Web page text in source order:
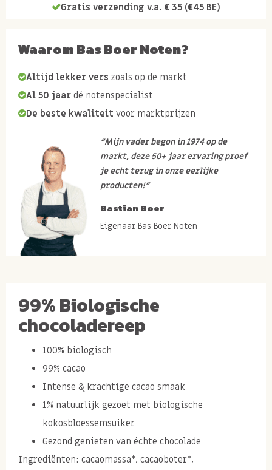
Gratis verzending v.a. € 35 (€45 BE)
Waarom Bas Boer Noten?
Altijd lekker vers zoals op de markt
Al 50 jaar dé notenspecialist
De beste kwaliteit voor marktprijzen
“Mijn vader begon in 1974 op de
markt, deze 50+ jaar ervaring proef
je echt terug in onze eerlijke
producten!”
Bastian Boer
Eigenaar Bas Boer Noten
99% Biologische
chocoladereep
100% biologisch
99% cacao
Intense & krachtige cacao smaak
1% natuurlijk gezoet met biologische
kokosbloessemsuiker
Gezond genieten van échte chocolade
Ingrediënten: cacaomassa*, cacaoboter*,